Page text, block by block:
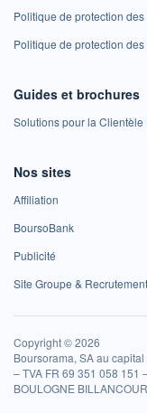
Politique de protection
Politique de protection
Guides et brochures
Solutions pour la Clientèle
Nos sites
Affiliation
BoursoBank
Publicité
Site Groupe & Recrutement
Copyright © 2026
Boursorama, SA au
– TVA FR 69 351 058 151
BOULOGNE